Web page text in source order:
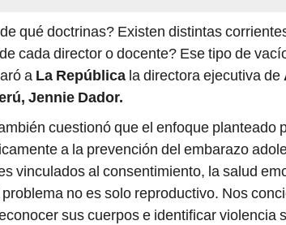
qué doctrinas? Existen distintas
cada director o docente? Ese tipo de
a La República la directora ejecutiva de
Jennie Dador.
cuestionó que el enfoque planteado
a la prevención del embarazo
vinculados al consentimiento, la salud
no es solo reproductivo. Nos
sus cuerpos e identificar violencia